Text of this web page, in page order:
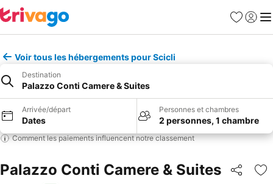
Favoris
Se
Voir tous les hébergements pour Scicli
Destination
Palazzo Conti Camere & Suites
Arrivée/départ
Dates
Personnes et chambres
2 personnes, 1 chambre
Comment les paiements influencent notre classement
Palazzo Conti Camere & Suites Partager